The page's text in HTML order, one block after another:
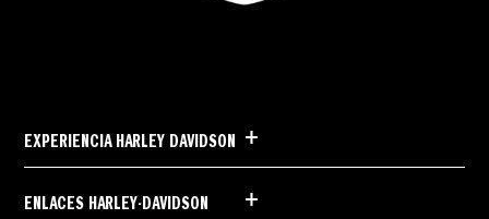
EXPERIENCIA HARLEY DAVIDSON +
ENLACES HARLEY-DAVIDSON +